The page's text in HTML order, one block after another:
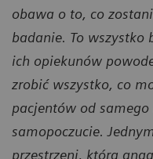
obawa o to, co
badanie. To wszystko
ich opiekunów
zrobić wszystko, co
pacjentów od
samopoczucie.
przestrzeni, która